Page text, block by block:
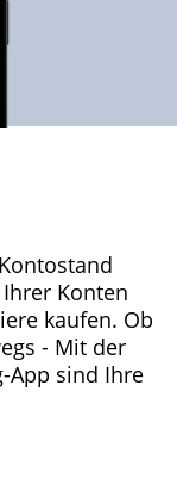
Konten
kaufen. Ob
- Mit der
App sind Ihre